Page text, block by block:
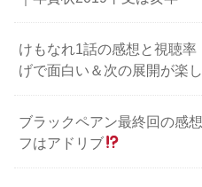
けもなれ1話の感想と視聴
げで面白い＆次の展開が楽
ブラックペアン最終回の感
フはアドリブ